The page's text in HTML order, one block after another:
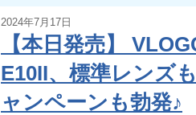
2024年7月17日
【本日発売】
E10II、標準レンズ
ャンペーンも勃発♪